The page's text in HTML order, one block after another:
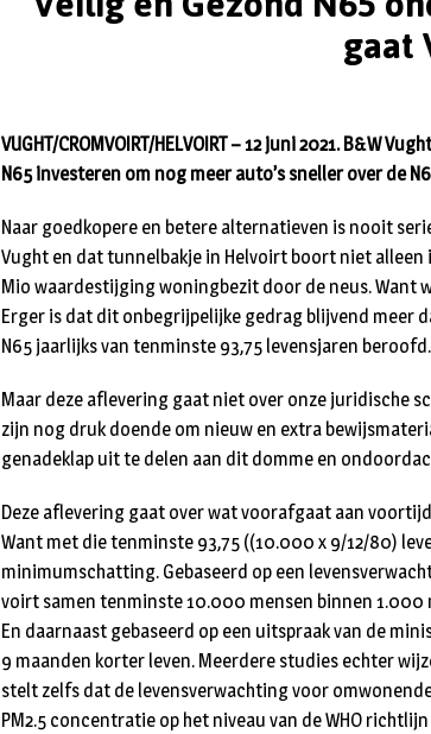
gaat
VUGHT/CROMVOIRT/HELVOIRT – 12 juni 2021. B&W
N65 investeren om nog meer auto’s sneller over de
Naar goedkopere en betere alternatieven is nooit
Vught en dat tunnelbakje in Helvoirt boort niet
Mio waarde­stij­ging woningbezit door de neus. Want
Erger is dat dit onbegrijpelijke gedrag blijvend meer
N65 jaarlijks van tenminste 93,75 levensjaren beroofd.
Maar deze aflevering gaat niet over onze juridische
zijn nog druk doende om nieuw en extra
genadeklap uit te delen aan dit domme en
Deze aflevering gaat over wat voorafgaat aan
Want met die tenminste 93,75 ((10.000 x 9/12/80)
mini­mumschatting. Gebaseerd op een
voirt samen tenminste 10.000 mensen bin­nen 1.000
En daarnaast gebaseerd op een uit­spraak van de
9 maanden korter leven. Meer­dere studies echter
stelt zelfs dat de levens­verwachting voor
PM2.5 concentratie op het niveau van de WHO